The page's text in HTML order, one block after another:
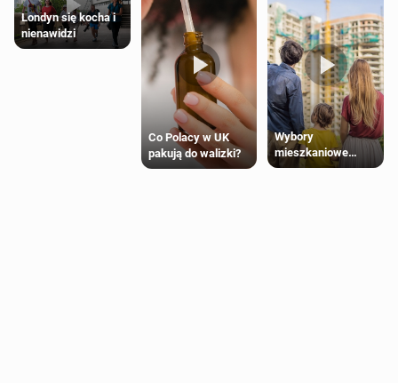
Londyn się kocha i
nienawidzi
Co Polacy w UK
pakują do walizki?
Wybory
mieszkaniowe
Polaków 2025